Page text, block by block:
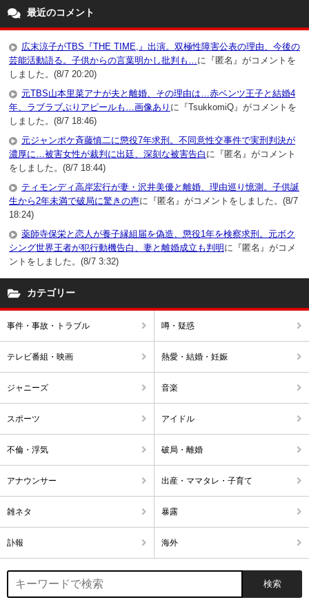
最近のコメント
広末涼子がTBS『THE TIME,』出演。双極性障害公表の理由、今後の
芸能活動語る。子供からの言葉明かし批判も…に『匿名』がコメントを
しました。(8/7 20:20)
元TBS山本里菜アナが夫と離婚、その理由は…赤ベンツ王子と結婚4
年、ラブラブぶりアピールも…画像あり に『TsukkomiQ』がコメントを
しました。(8/7 18:46)
元ジャンポケ斉藤慎二に懲役7年求刑。不同意性交事件で実刑判決が
濃厚に…被害女性が裁判に出廷、深刻な被害告白 に『匿名』がコメント
をしました。(8/7 18:44)
ティモンディ高岸宏行が妻・沢井美優と離婚、理由巡り憶測。子供誕
生から2年未満で破局に驚きの声に『匿名』がコメントをしました。(8/7
18:24)
薬師寺保栄と恋人が養子縁組届を偽造、懲役1年を検察求刑。元ボク
シング世界王者が犯行動機告白、妻と離婚成立も判明 に『匿名』がコメ
ントをしました。(8/7 3:32)
カテゴリー
事件・事故・トラブル 噂・疑惑
テレビ番組・映画 熱愛・結婚・妊娠
ジャニーズ 音楽
スポーツ アイドル
不倫・浮気 破局・離婚
アナウンサー 出産・ママタレ・子育て
雑ネタ 暴露
訃報 海外